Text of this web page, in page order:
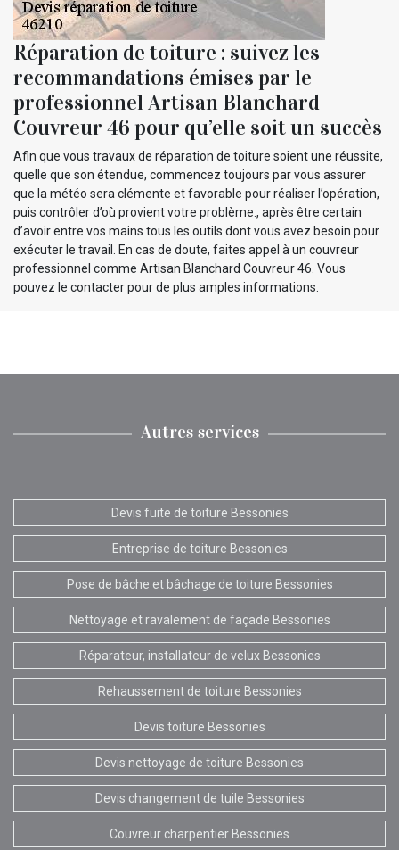
Réparation de toiture : suivez les
recommandations émises par le
professionnel Artisan Blanchard
Couvreur 46 pour qu’elle soit un succès
Afin que vous travaux de réparation de toiture soient une réussite,
quelle que son étendue, commencez toujours par vous assurer
que la météo sera clémente et favorable pour réaliser l’opération,
puis contrôler d’où provient votre problème., après être certain
d’avoir entre vos mains tous les outils dont vous avez besoin pour
exécuter le travail. En cas de doute, faites appel à un couvreur
professionnel comme Artisan Blanchard Couvreur 46. Vous
pouvez le contacter pour de plus amples informations.
Autres services
Devis fuite de toiture Bessonies
Entreprise de toiture Bessonies
Pose de bâche et bâchage de toiture Bessonies
Nettoyage et ravalement de façade Bessonies
Réparateur, installateur de velux Bessonies
Rehaussement de toiture Bessonies
Devis toiture Bessonies
Devis nettoyage de toiture Bessonies
Devis changement de tuile Bessonies
Couvreur charpentier Bessonies